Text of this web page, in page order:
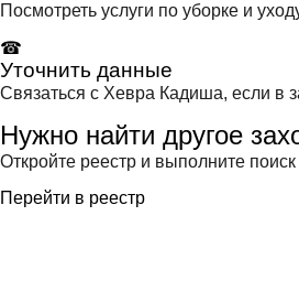
Посмотреть услуги по уборке и
☎
Уточнить данные
Связаться с Хевра Кадиша, если в
Нужно найти другое
Откройте реестр и выполните
Перейти в реестр